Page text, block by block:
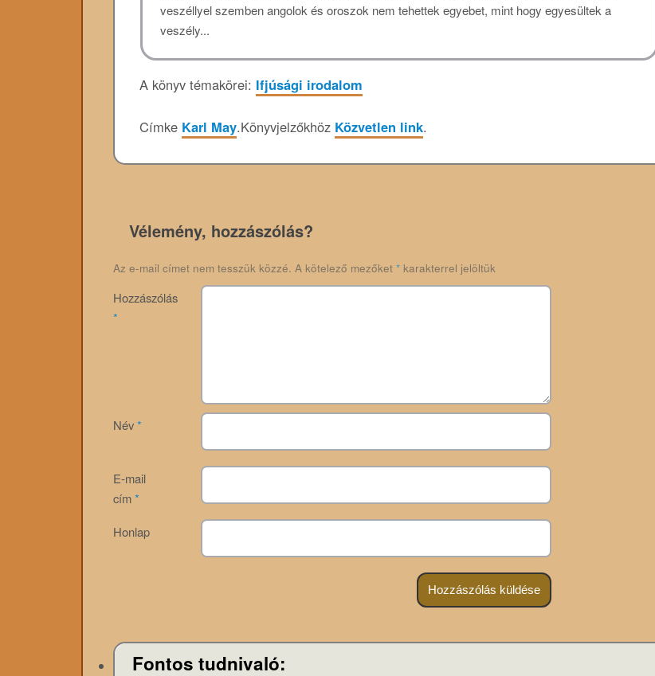
veszéllyel szemben angolok és oroszok nem tehettek egyebet, mint hogy egyesültek a
veszély...
A könyv témakörei: Ifjúsági irodalom
Címke Karl May.Könyvjelzőkhöz Közvetlen link.
Vélemény, hozzászólás?
Az e-mail címet nem tesszük közzé. A kötelező mezőket *karakterrel jelöltük
Hozzászólás
*
Név*
E-mail
cím*
Honlap
Fontos tudnivaló: